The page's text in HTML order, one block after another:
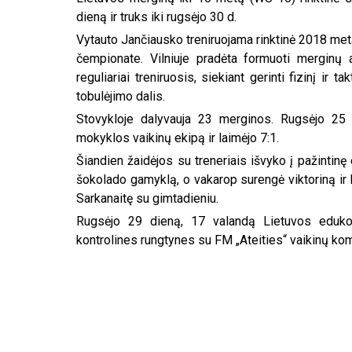
dieną ir truks iki rugsėjo 30 d.
Vytauto Jančiausko treniruojama rinktinė 2018
čempionate. Vilniuje pradėta formuoti
reguliariai treniruosis, siekiant gerinti fizinį ir
tobulėjimo dalis.
Stovykloje dalyvauja 23 merginos. Rugsėjo
mokyklos vaikinų ekipą ir laimėjo 7:1.
Šiandien žaidėjos su treneriais išvyko į
šokolado gamyklą, o vakarop surengė viktoriną
Sarkanaitę su gimtadieniu.
Rugsėjo 29 dieną, 17 valandą Lietuvos
kontrolines rungtynes su FM „Ateities“ vaikinų